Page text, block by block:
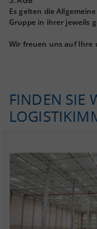
Es gelten die
Gruppe in ihrer jeweils
Wir freuen uns auf Ihre
FINDEN SIE